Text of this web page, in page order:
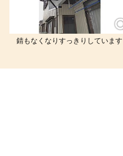
錆もなくなりすっきりしています